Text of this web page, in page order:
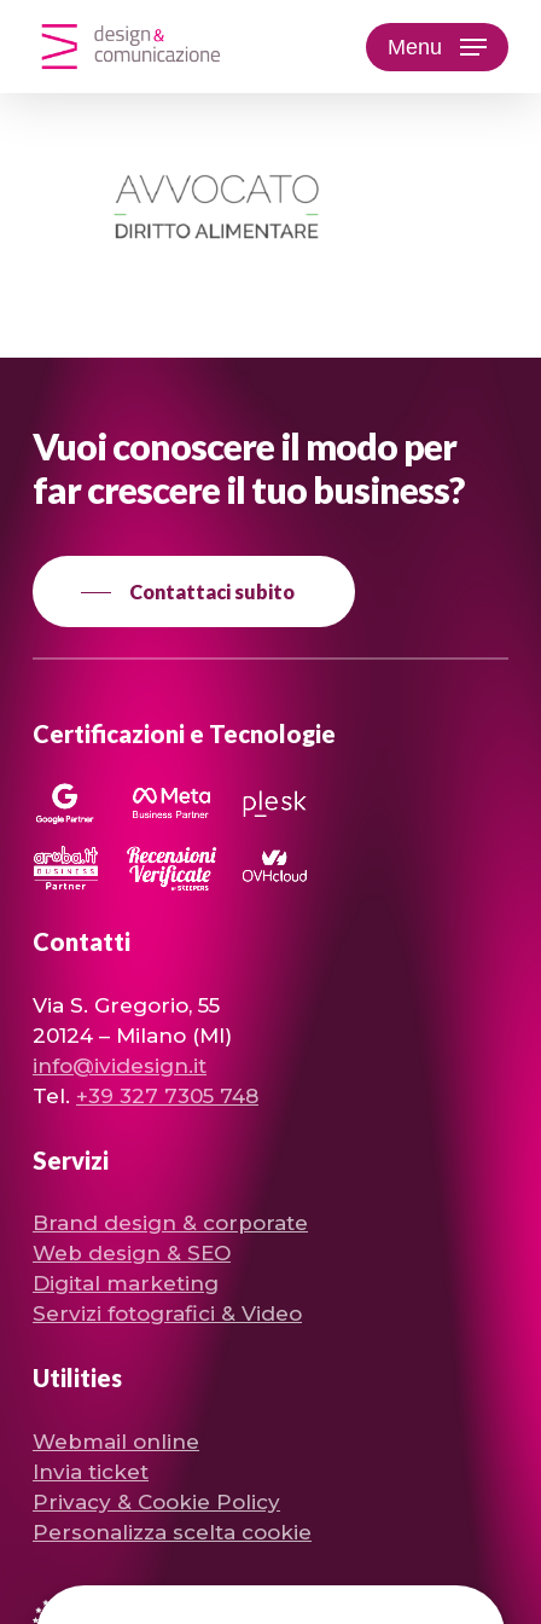
main
Menu
Vuoi conoscere il modo per
far crescere il tuo business?
Contattaci subito
Certificazioni e Tecnologie
Contatti
Via S. Gregorio, 55
20124 – Milano (MI)
info@ividesign.it
Tel. +39 327 7305 748
Servizi
Brand design & corporate
Web design & SEO
Digital marketing
Servizi fotografici & Video
Utilities
Webmail online
Invia ticket
Privacy & Cookie Policy
Personalizza scelta cookie